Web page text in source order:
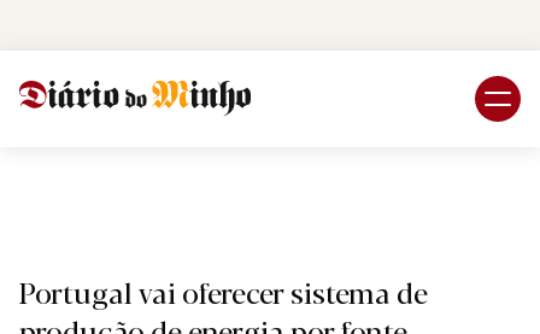
Portugal vai oferecer sistema de